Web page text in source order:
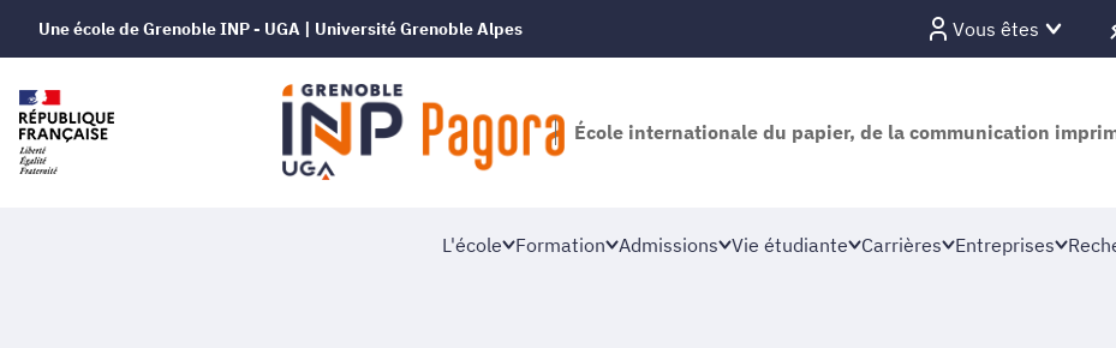
Une école de Grenoble INP - UGA | Université Grenoble Alpes Vous êtes
École internationale du papier, de la communication
L'école Formation Admissions Vie étudiante Carrières Entreprises